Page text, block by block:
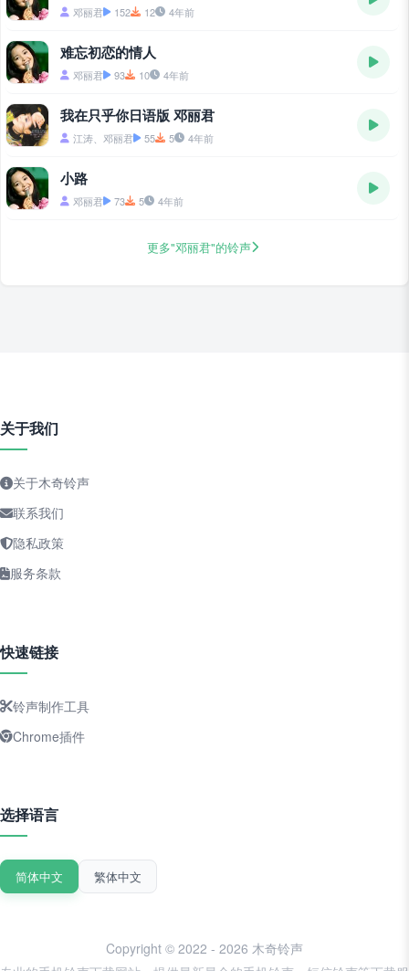
邓丽君 152 12 4年前
难忘初恋的情人
邓丽君 93 10 4年前
我在只乎你日语版 邓丽君
江涛、邓丽君 55 5 4年前
小路
邓丽君 73 5 4年前
更多"邓丽君"的铃声
关于我们
关于木奇铃声
联系我们
隐私政策
服务条款
快速链接
铃声制作工具
Chrome插件
选择语言
简体中文 繁体中文
Copyright © 2022 - 2026 木奇铃声